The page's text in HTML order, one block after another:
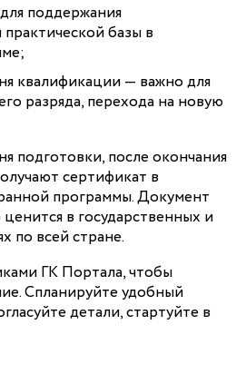
поддержания
базы в
квалификации — важно для
разряда, перехода на новую
подготовки, после окончания
сертификат в
программы. Документ
в государственных и
по всей стране.
ГК Портала, чтобы
Спланируйте удобный
детали, стартуйте в